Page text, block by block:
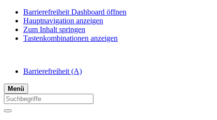
Barrierefreiheit Dashboard öffnen
Hauptnavigation anzeigen
Zum Inhalt springen
Tastenkombinationen anzeigen
Barrierefreiheit (A)
Menü